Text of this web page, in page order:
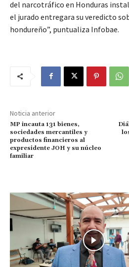
del narcotráfico en Honduras
el jurado entregara su veredicto
hondureño”, puntualiza Infobae.
Noticia anterior
MP incauta 131 bienes,
sociedades mercantiles y
productos financieros al
expresidente JOH y su núcleo
familiar